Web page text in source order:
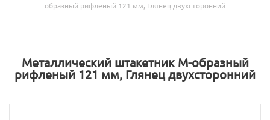
образный рифленый 121 мм, Глянец двухсторонний
Металлический штакетник М-образный
рифленый 121 мм, Глянец двухсторонний